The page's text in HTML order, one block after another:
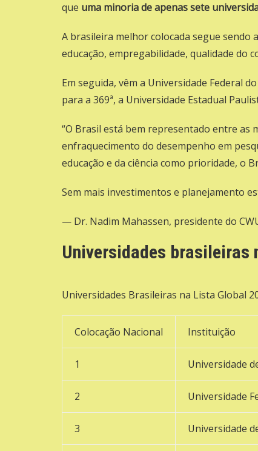
que uma minoria de apenas sete
A brasileira melhor colocada segue sendo
educação, empregabilidade, qualidade do
Em seguida, vêm a Universidade Federal
para a 369ª, a Universidade Estadual
“O Brasil está bem representado entre as
enfraquecimento do desempenho em
educação e da ciência como prioridade, o
Sem mais investimentos e planejamento
— Dr. Nadim Mahassen, presidente do
Universidades brasileiras
Universidades Brasileiras na Lista Global
Colocação Nacional Instituição
1 Universidade
2 Universidade
3 Universidade